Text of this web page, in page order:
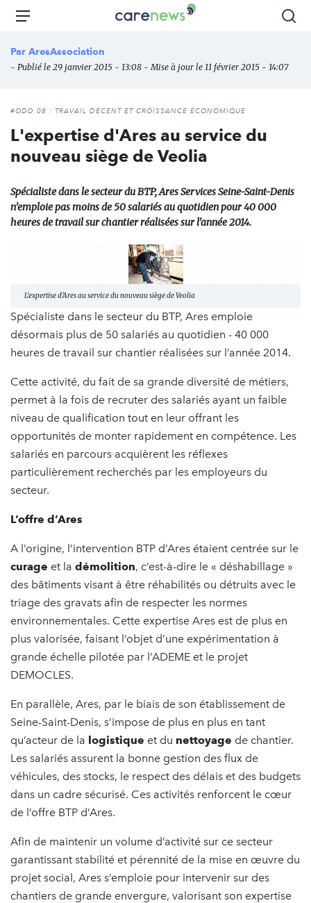
Aller
principal
Carenews,
des
l'engagement
Menu
Par AresAssociation
- Publié le 29 janvier 2015 - 13:08 - Mise à jour le 11 février 2015 - 14:07
#ODD 08 : TRAVAIL DÉCENT ET CROISSANCE ÉCONOMIQUE
L'expertise d'Ares au service du
nouveau siège de Veolia
Spécialiste dans le secteur du BTP, Ares Services Seine-Saint-Denis
n’emploie pas moins de 50 salariés au quotidien pour 40 000
heures de travail sur chantier réalisées sur l’année 2014.
L'expertise d'Ares au service du nouveau siège de Veolia
Spécialiste dans le secteur du BTP, Ares emploie
désormais plus de 50 salariés au quotidien - 40 000
heures de travail sur chantier réalisées sur l’année 2014.
Cette activité, du fait de sa grande diversité de métiers,
permet à la fois de recruter des salariés ayant un faible
niveau de qualification tout en leur offrant les
opportunités de monter rapidement en compétence. Les
salariés en parcours acquièrent les réflexes
particulièrement recherchés par les employeurs du
secteur.
L’offre d’Ares
A l’origine, l’intervention BTP d’Ares étaient centrée sur le
curage et la démolition, c’est-à-dire le « déshabillage »
des bâtiments visant à être réhabilités ou détruits avec le
triage des gravats afin de respecter les normes
environnementales. Cette expertise Ares est de plus en
plus valorisée, faisant l’objet d’une expérimentation à
grande échelle pilotée par l’ADEME et le projet
DEMOCLES.
En parallèle, Ares, par le biais de son établissement de
Seine-Saint-Denis, s’impose de plus en plus en tant
qu’acteur de la logistique et du nettoyage de chantier.
Les salariés assurent la bonne gestion des flux de
véhicules, des stocks, le respect des délais et des budgets
dans un cadre sécurisé. Ces activités renforcent le cœur
de l’offre BTP d’Ares.
Afin de maintenir un volume d’activité sur ce secteur
garantissant stabilité et pérennité de la mise en œuvre du
projet social, Ares s’emploie pour intervenir sur des
chantiers de grande envergure, valorisant son expertise